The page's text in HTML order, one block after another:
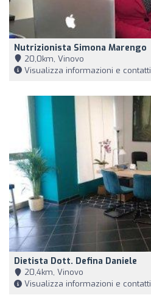
Nutrizionista Simona Marengo
20,0km, Vinovo
Visualizza informazioni e contatti
Dietista Dott. Defina Daniele
20,4km, Vinovo
Visualizza informazioni e contatti